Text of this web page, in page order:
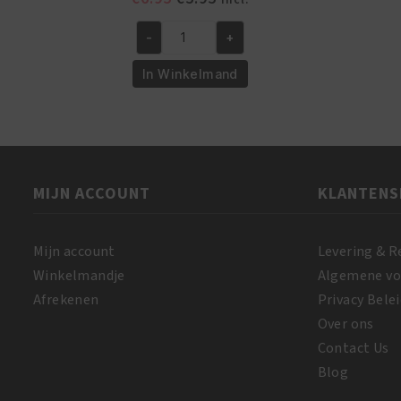
was:
€6.95.
prijs
is:
€5.95.
Pride
Shea
Pudding
- +
In Winkelmand
MIJN ACCOUNT
Mijn account
Winkelmandje
Afrekenen
Levering &
Algemene
Privacy
Over ons
Contact Us
Blog